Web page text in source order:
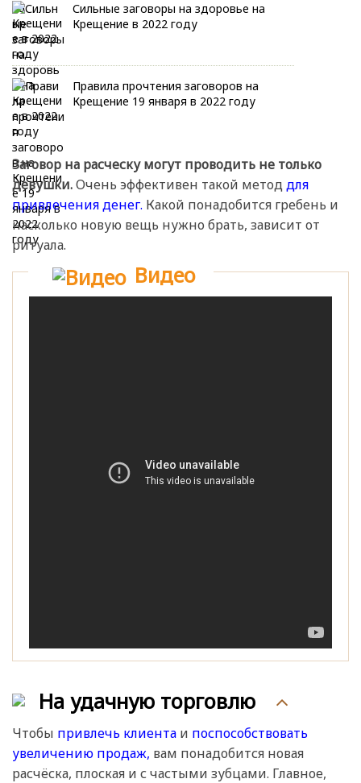
Сильные заговоры на здоровье на
Крещение в 2022 году
Правила прочтения заговоров на
Крещение 19 января в 2022 году
Заговор на расческу могут проводить не только
девушки.Очень эффективен такой методдля
привлечения денег. Какой понадобится гребень и
насколько новую вещь нужно брать, зависит от
ритуала.
Видео
На удачную торговлю
Чтобы привлечь клиента и поспособствовать
увеличению продаж, вам понадобится новая
расчёска, плоская и с частыми зубцами. Главное,